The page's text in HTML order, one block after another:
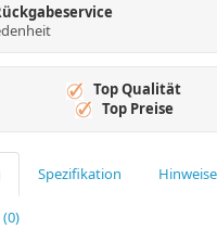
Top Qualität
Top Preise
Spezifikation Hinweise